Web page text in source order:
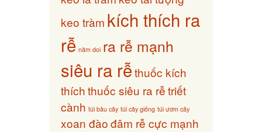
keo tràm kích thích ra
rễ năm doi ra rễ mạnh
siêu ra rễthuốc kích
thíchthuốc siêu ra rễtriết
cành túi bầu cây túi cây giống túi ươm cây
xoan đàođâm rễ cực mạnh